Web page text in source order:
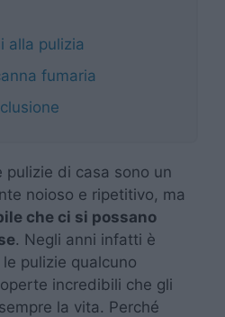
alla pulizia
fumaria
pulizie di casa sono un
noioso e ripetitivo, ma
che ci si possano
. Negli anni infatti è
pulizie qualcuno
incredibili che gli
la vita. Perché